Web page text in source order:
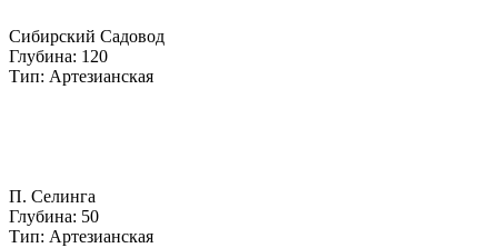
Сибирский Садовод
Глубина: 120
Тип: Артезианская
П. Селинга
Глубина: 50
Тип: Артезианская